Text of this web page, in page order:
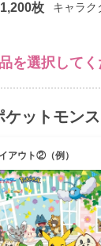
1,200枚 キャラク
を選択して
ケットモン
アウト②（例）